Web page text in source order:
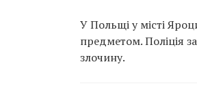
У Польщі у місті
предметом. Поліція
злочину.